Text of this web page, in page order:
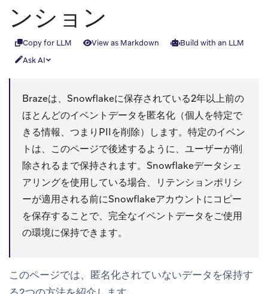
ンション
Copy for LLM View as Markdown
Build with an LLM
Ask AI
Brazeは、Snowflakeに保存されている2年以上前の
ほとんどのイベントデータを匿名化（個人を特定で
きる情報、つまりPIIを削除）します。特定のイベン
トは、このページで後述するように、ユーザーが削
除されるまで保持されます。Snowflakeデータシェ
アリングを使用している場合、リテンションポリシ
ーが適用される前にSnowflakeアカウントにコピー
を保存することで、完全なイベントデータをご使用
の環境に保持できます。
このページでは、匿名化されていないデータを保持す